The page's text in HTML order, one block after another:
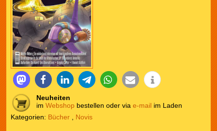
Neuheiten
im Webshop bestellen oder via e-mail im Laden
Kategorien: Bücher, Novis